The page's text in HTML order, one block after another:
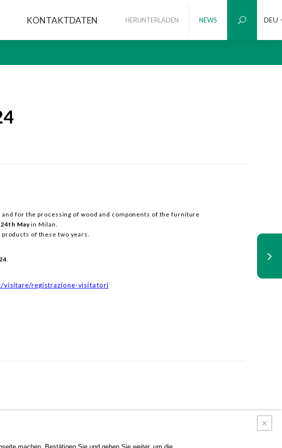
KONTAKTDATEN HERUNTERLADEN NEWS DEU
for the processing of wood and components of the furniture
Mayin Milan.
of these two years.
.
registrazione-visitatori